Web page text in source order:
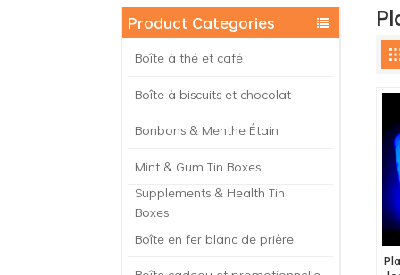
Product Categories
Boîte à thé et café
Boîte à biscuits et chocolat
Bonbons & Menthe Étain
Mint & Gum Tin Boxes
Supplements & Health Tin
Boxes
Boîte en fer blanc de prière